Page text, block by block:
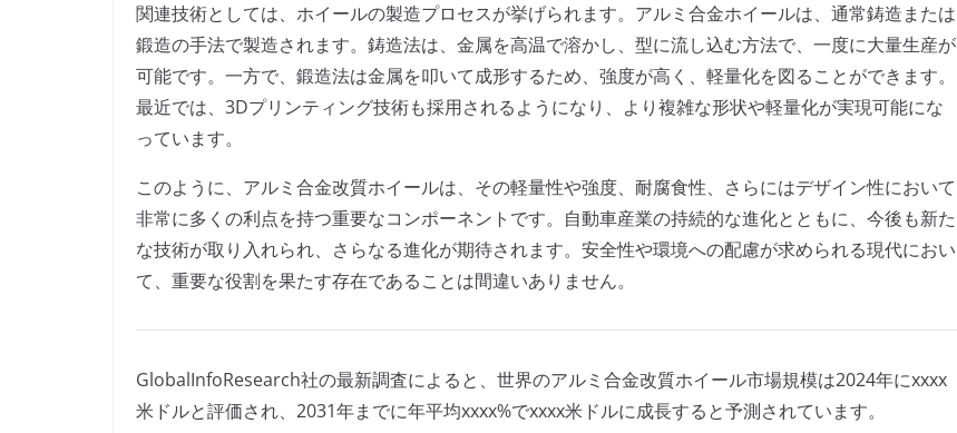
関連技術としては、ホイールの製造プロセスが挙げられます。アルミ合金ホイールは、通常鋳造または
鍛造の手法で製造されます。鋳造法は、金属を高温で溶かし、型に流し込む方法で、一度に大量生産が
可能です。一方で、鍛造法は金属を叩いて成形するため、強度が高く、軽量化を図ることができます。
最近では、3Dプリンティング技術も採用されるようになり、より複雑な形状や軽量化が実現可能にな
っています。
このように、アルミ合金改質ホイールは、その軽量性や強度、耐腐食性、さらにはデザイン性において
非常に多くの利点を持つ重要なコンポーネントです。自動車産業の持続的な進化とともに、今後も新た
な技術が取り入れられ、さらなる進化が期待されます。安全性や環境への配慮が求められる現代におい
て、重要な役割を果たす存在であることは間違いありません。
GlobalInfoResearch社の最新調査によると、世界のアルミ合金改質ホイール市場規模は2024年にxxxx
米ドルと評価され、2031年までに年平均xxxx%でxxxx米ドルに成長すると予測されています。